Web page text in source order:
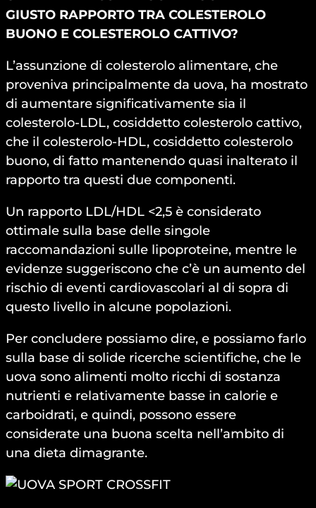
GIUSTO RAPPORTO TRA COLESTEROLO
BUONO E COLESTEROLO CATTIVO?
L’assunzione di colesterolo alimentare, che
proveniva principalmente da uova, ha mostrato
di aumentare significativamente sia il
colesterolo-LDL, cosiddetto colesterolo cattivo,
che il colesterolo-HDL, cosiddetto colesterolo
buono, di fatto mantenendo quasi inalterato il
rapporto tra questi due componenti.
Un rapporto LDL/HDL <2,5 è considerato
ottimale sulla base delle singole
raccomandazioni sulle lipoproteine, mentre le
evidenze suggeriscono che c’è un aumento del
rischio di eventi cardiovascolari al di sopra di
questo livello in alcune popolazioni.
Per concludere possiamo dire, e possiamo farlo
sulla base di solide ricerche scientifiche, che le
uova sono alimenti molto ricchi di sostanza
nutrienti e relativamente basse in calorie e
carboidrati, e quindi, possono essere
considerate una buona scelta nell’ambito di
una dieta dimagrante.